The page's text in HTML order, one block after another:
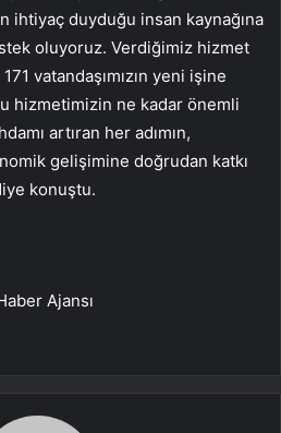
ihtiyaç duyduğu insan kaynağına
oluyoruz. Verdiğimiz hizmet
vatandaşımızın yeni işine
hizmetimizin ne kadar önemli
artıran her adımın,
gelişimine doğrudan katkı
konuştu.
Ajansı